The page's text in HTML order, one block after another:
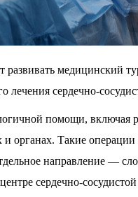
медицинский
сердечно-
помощи, включая
и органах. Такие
направление —
сердечно-